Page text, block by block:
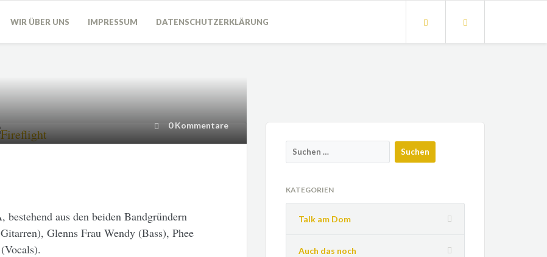
WIR ÜBER UNS IMPRESSUM DATENSCHUTZERKLÄRUNG
0 Kommentare
aus den beiden Bandgründern
Glenns Frau Wendy (Bass), Phee
KATEGORIEN
Talk am Dom
Auch das noch